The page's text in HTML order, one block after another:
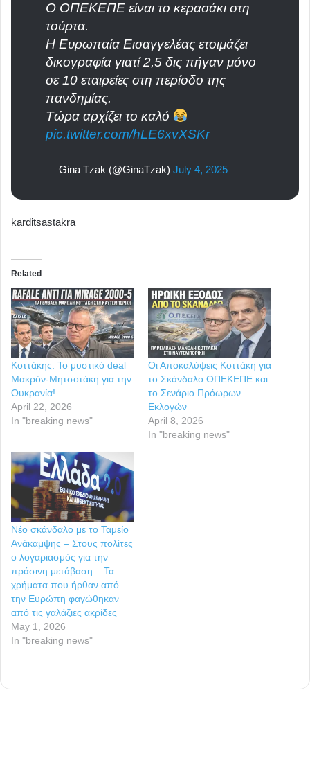
Ο ΟΠΕΚΕΠΕ είναι το κερασάκι στη
τούρτα.
Η Ευρωπαία Εισαγγελέας ετοιμάζει
δικογραφία γιατί 2,5 δις πήγαν μόνο
σε 10 εταιρείες στη περίοδο της
πανδημίας.
Τώρα αρχίζει το καλό
pic.twitter.com/hLE6xvXSKr
— Gina Tzak (@GinaTzak) July 4, 2025
karditsastakra
Related
Κοττάκης: Το μυστικό deal
Μακρόν-Μητσοτάκη για την
Ουκρανία!
April 22, 2026
In "breaking news"
Οι Αποκαλύψεις Κοττάκη για
το Σκάνδαλο ΟΠΕΚΕΠΕ και
το Σενάριο Πρόωρων
Εκλογών
April 8, 2026
In "breaking news"
Νέο σκάνδαλο με το Ταμείο
Ανάκαμψης – Στους πολίτες
ο λογαριασμός για την
πράσινη μετάβαση – Τα
χρήματα που ήρθαν από
την Ευρώπη φαγώθηκαν
από τις γαλάζιες ακρίδες
May 1, 2026
In "breaking news"